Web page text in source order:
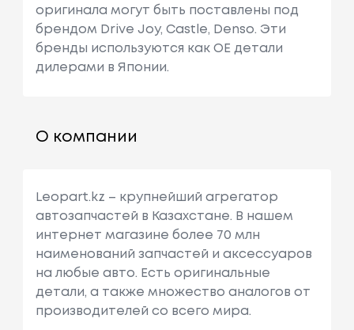
оригинала могут быть поставлены под
брендом Drive Joy, Castle, Denso. Эти
бренды используются как ОЕ детали
дилерами в Японии.
О компании
Leopart.kz – крупнейший агрегатор
автозапчастей в Казахстане. В нашем
интернет магазине более 70 млн
наименований запчастей и аксессуаров
на любые авто. Есть оригинальные
детали, а также множество аналогов от
производителей со всего мира.